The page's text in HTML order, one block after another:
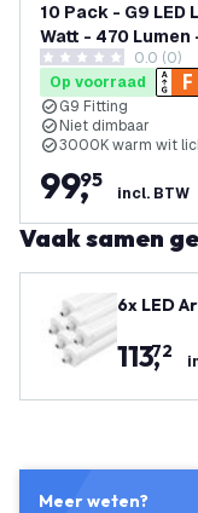
10 Pack - G9 LED
Watt - 470 Lumen
0 score sterren0.0 (0)
Op voorraad
G9 Fitting
Niet dimbaar
3000K warm wit
99,
95
incl. BTW
Vaak samen
6x LED
LED -
K -
113,
72
Meer weten?